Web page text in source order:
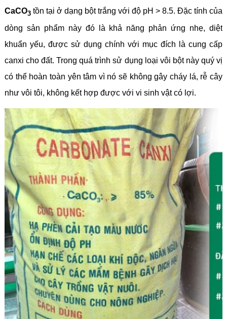
CaCO3tồn tại ở dạng bột trắng với độ pH > 8.5. Đặc tính của
dòng sản phẩm này đó là khả năng phản ứng nhẹ, diệt
khuẩn yếu, được sử dụng chính với mục đích là cung cấp
canxi cho đất.Trong quá trình sử dụng loại vôi bột này quý vị
có thể hoàn toàn yên tâm vì nó sẽ không gây cháy lá, rễ cây
như vôi tôi, không kết hợp được với vi sinh vật có lợi.